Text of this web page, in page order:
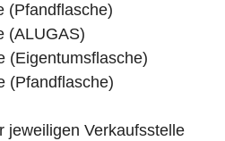
(Pfandflasche)
(ALUGAS)
(Eigentumsflasche)
(Pfandflasche)
jeweiligen Verkaufsstelle